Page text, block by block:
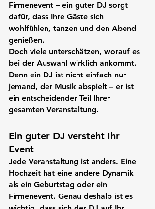
Firmenevent – ein guter DJ sorgt
dafür, dass Ihre Gäste sich
wohlfühlen, tanzen und den Abend
genießen.
Doch viele unterschätzen, worauf es
bei der Auswahl wirklich ankommt.
Denn ein DJ ist nicht einfach nur
jemand, der Musik abspielt – er ist
ein entscheidender Teil Ihrer
gesamten Veranstaltung.
Ein guter DJ versteht Ihr
Event
Jede Veranstaltung ist anders. Eine
Hochzeit hat eine andere Dynamik
als ein Geburtstag oder ein
Firmenevent. Genau deshalb ist es